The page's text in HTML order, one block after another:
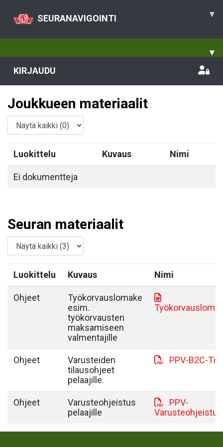
SEURANAVIGOINTI ▾
▾
KIRJAUDU
Joukkueen materiaalit
Luokittelu Kuvaus Nimi
Ei dokumentteja
Seuran materiaalit
Luokittelu Kuvaus Nimi
Ohjeet
Työkorvauslomake
esim.
työkorvausten
maksamiseen
valmentajille
Ohjeet
Varusteiden
tilausohjeet
pelaajille.
PPV-B2C-
Ohjeet
Varusteohjeistus
pelaajille
PPV-